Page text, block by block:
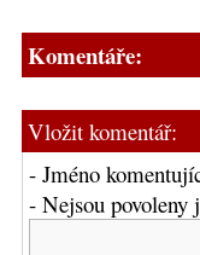
Komentáře:
Vložit komentář:
- Jméno
- Nejsou